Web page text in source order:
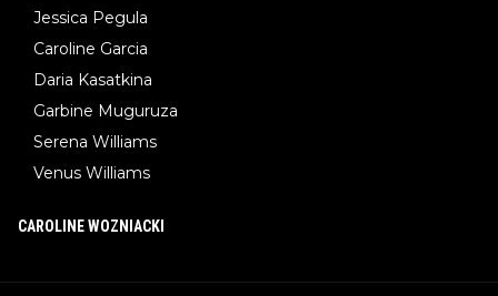
Jessica Pegula
Caroline Garcia
Daria Kasatkina
Garbine Muguruza
Serena Williams
Venus Williams
CAROLINE WOZNIACKI